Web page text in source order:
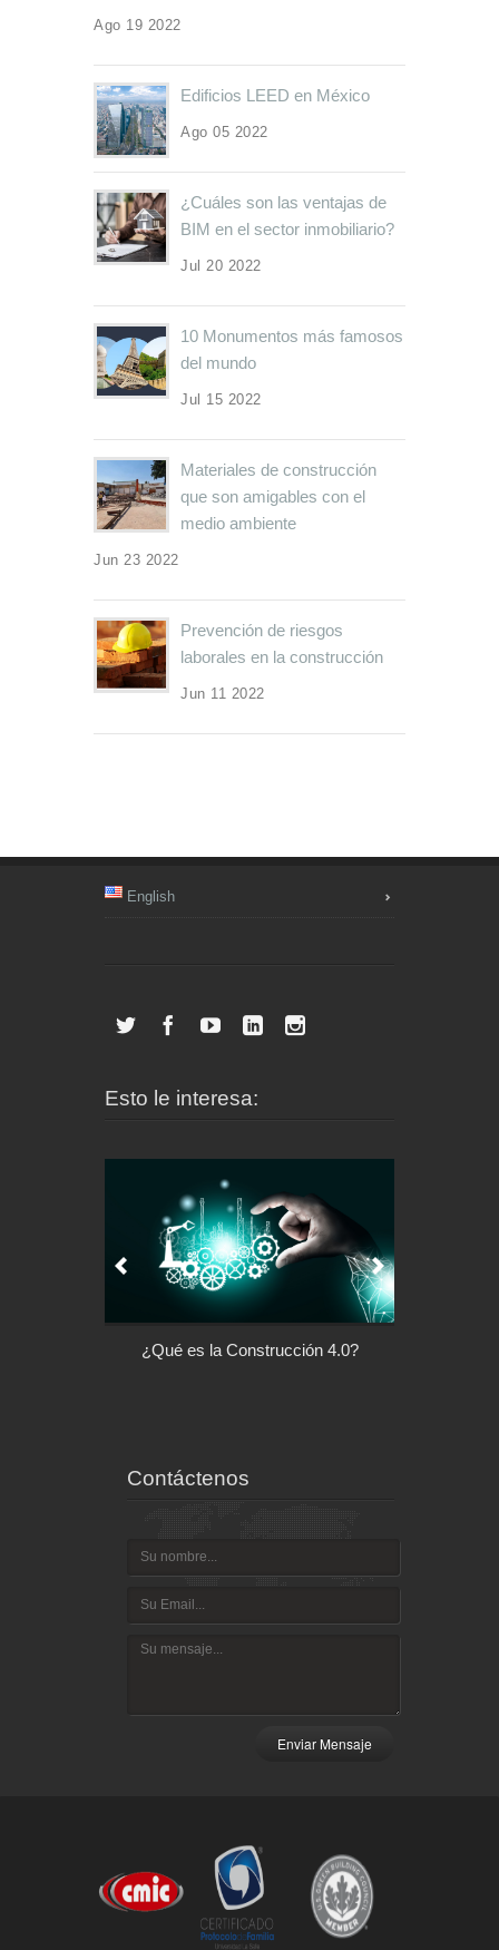
Ago 19 2022
Edificios LEED en México
Ago 05 2022
¿Cuáles son las ventajas de
BIM en el sector inmobiliario?
Jul 20 2022
10 Monumentos más famosos
del mundo
Jul 15 2022
Materiales de construcción
que son amigables con el
medio ambiente
Jun 23 2022
Prevención de riesgos
laborales en la construcción
Jun 11 2022
English
Esto le interesa:
¿Qué es la Construcción 4.0?
Contáctenos
Enviar Mensaje